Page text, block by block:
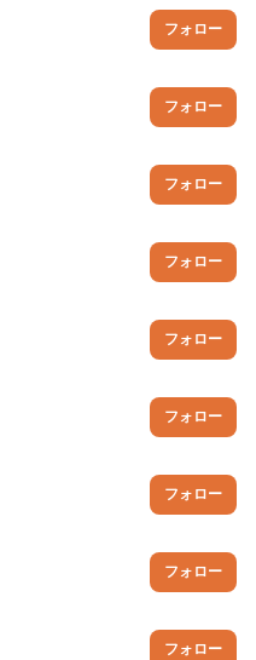
フォロー
フォロー
フォロー
フォロー
フォロー
フォロー
フォロー
フォロー
フォロー